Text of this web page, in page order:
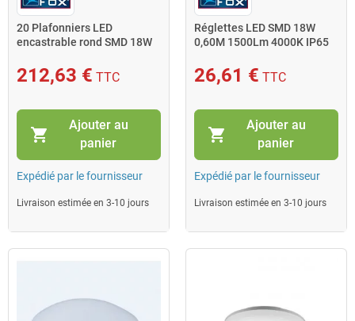
20 Plafonniers LED
encastrable rond SMD 18W
20x60144 Fox
212,63 € TTC
shopping_cart
Ajouter au
panier
Expédié par le fournisseur
Livraison estimée en 3-10 jours
Réglettes LED SMD 18W
0,60M 1500Lm 4000K IP65
26,61 € TTC
shopping_cart
Ajouter au
panier
Expédié par le fournisseur
Livraison estimée en 3-10 jours